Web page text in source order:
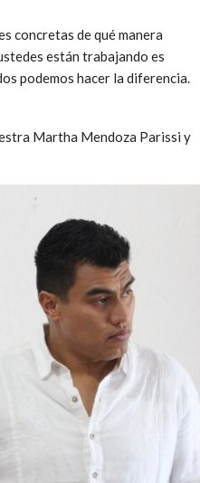
concretas de qué manera
están trabajando es
podemos hacer la diferencia.
Martha Mendoza Parissi y